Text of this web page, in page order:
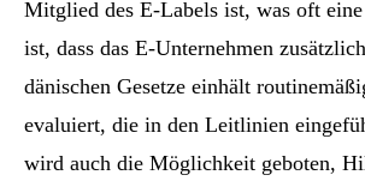
Mitglied des E-Labels ist, was oft
ist, dass das E-Unternehmen
dänischen Gesetze einhält
evaluiert, die in den Leitlinien
wird auch die Möglichkeit geboten,